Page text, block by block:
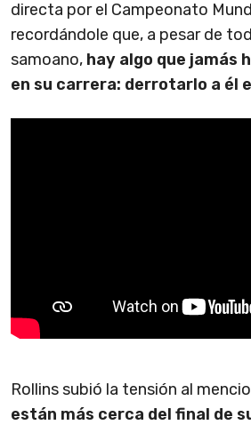
directa por el Campeonato
recordándole que, a pesar de
samoano, hay algo que jamás
en su carrera: derrotarlo a él
Rollins subió la tensión al
están más cerca del final de